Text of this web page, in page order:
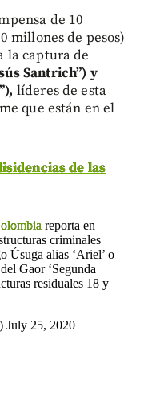
de 10
millones de pesos)
la captura de
Santrich”) y
líderes de esta
que están en el
de las
reporta en
criminales
Úsuga alias ‘Ariel’ o
Gaor ‘Segunda
residuales 18 y
July 25, 2020